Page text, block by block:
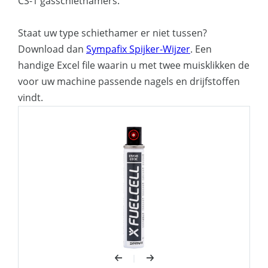
Staat uw type schiethamer er niet tussen?
Download dan Sympafix Spijker-Wijzer. Een
handige Excel file waarin u met twee muisklikken de
voor uw machine passende nagels en drijfstoffen
vindt.